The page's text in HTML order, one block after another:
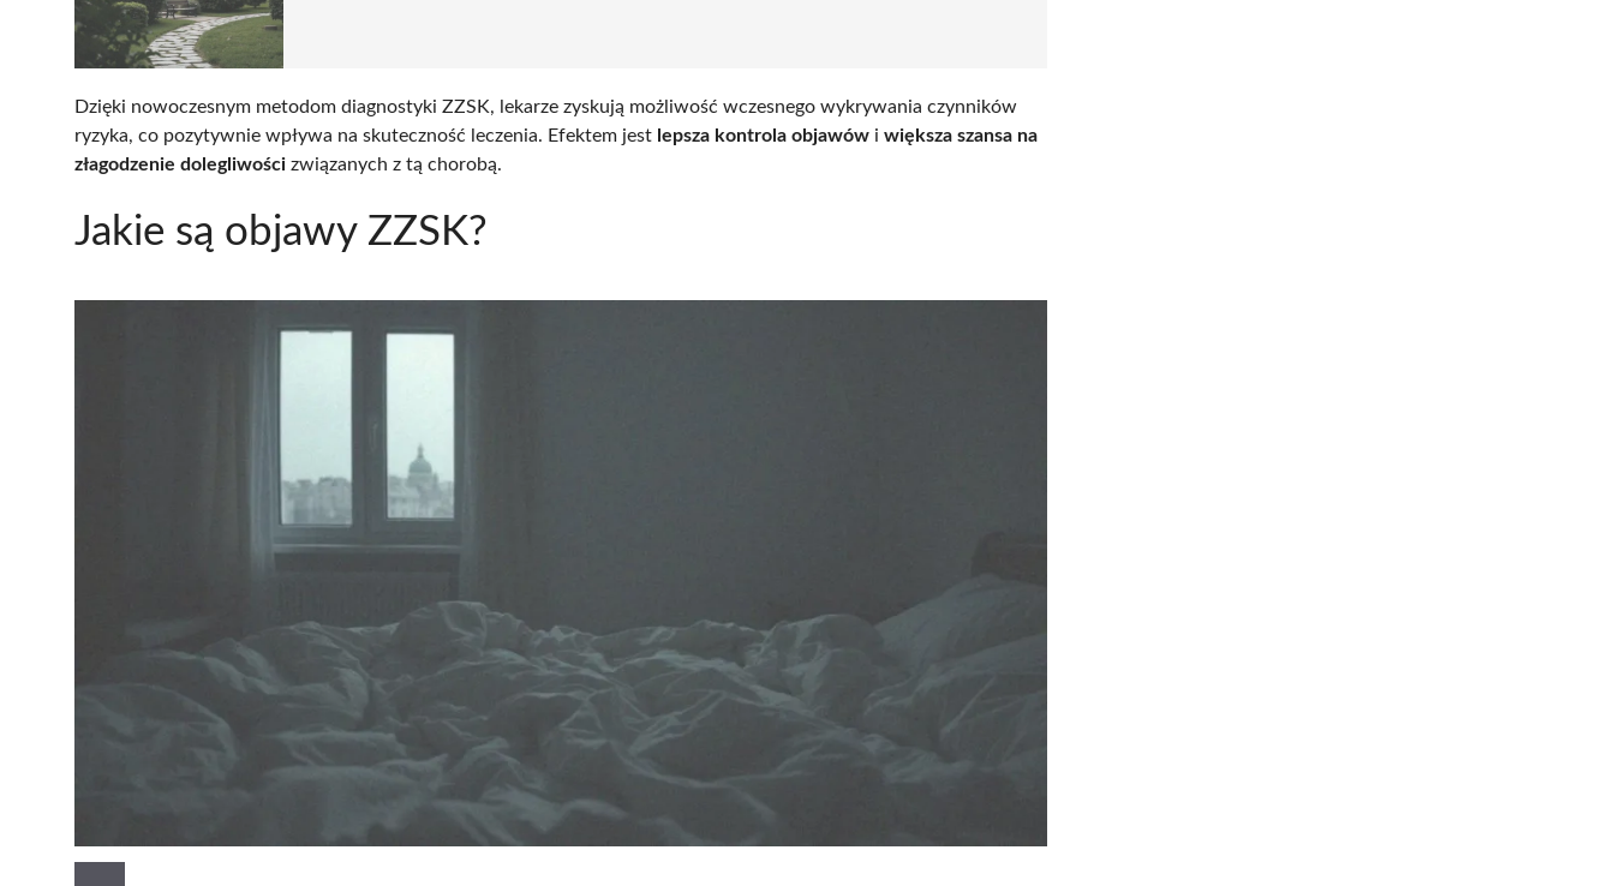
Dzięki nowoczesnym metodom diagnostyki ZZSK, lekarze zyskują możliwość wczesnego wykrywania czynników
ryzyka, co pozytywnie wpływa na skuteczność leczenia. Efektem jest lepsza kontrola objawów i większa szansa na
złagodzenie dolegliwości związanych z tą chorobą.
Jakie są objawy ZZSK?